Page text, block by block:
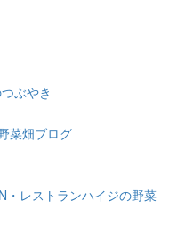
ぶやき
菜畑ブログ
・レストランハイジの野菜